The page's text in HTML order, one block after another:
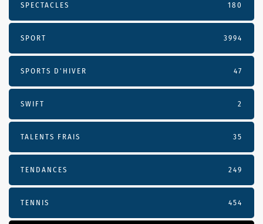
SPECTACLES 180
SPORT 3994
SPORTS D'HIVER 47
SWIFT 2
TALENTS FRAIS 35
TENDANCES 249
TENNIS 454